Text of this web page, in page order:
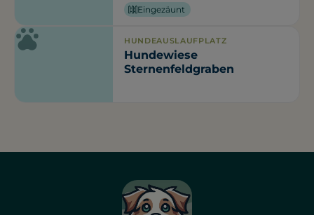
Eingezäunt
HUNDEAUSLAUFPLATZ
Hundewiese
Sternenfeldgraben